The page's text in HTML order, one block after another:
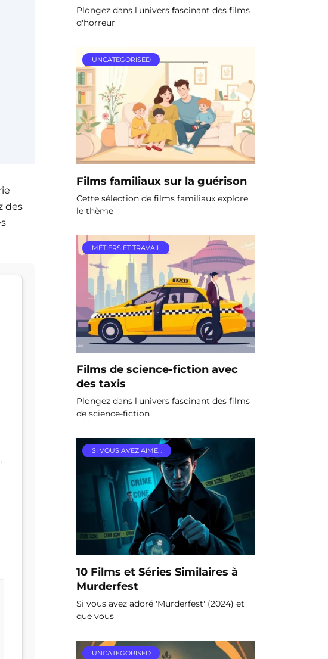
des
Plongez dans l'univers fascinant des films
d'horreur
UNCATEGORISED
Films familiaux sur la guérison
Cette sélection de films familiaux explore
le thème
MÉTIERS ET TRAVAIL
Films de science-fiction avec
des taxis
Plongez dans l'univers fascinant des films
de science-fiction
SI VOUS AVEZ AIMÉ…
10 Films et Séries Similaires à
Murderfest
Si vous avez adoré 'Murderfest' (2024) et
que vous
UNCATEGORISED